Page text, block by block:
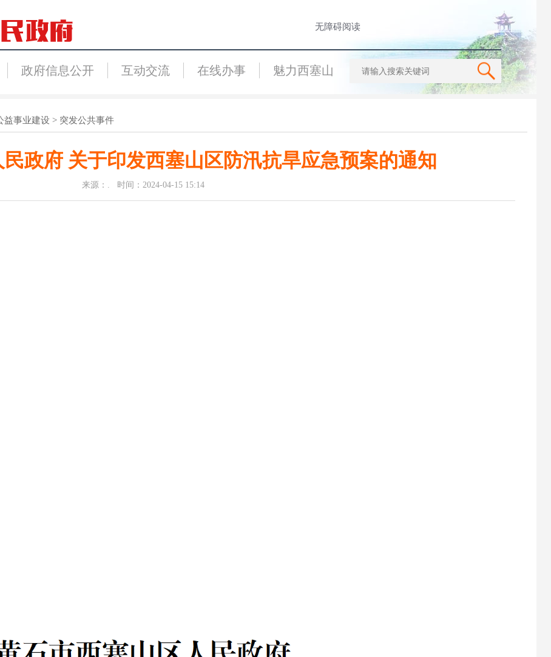
无障碍阅读
政府信息公开 互动交流 在线办事 魅力西塞山
益事业建设 > 突发公共事件
政府 关于印发西塞山区防汛抗旱应急预案的通知
来源：. 时间：2024-04-15 15:14